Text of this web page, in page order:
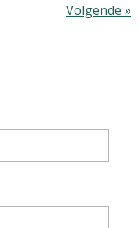
Volgende »